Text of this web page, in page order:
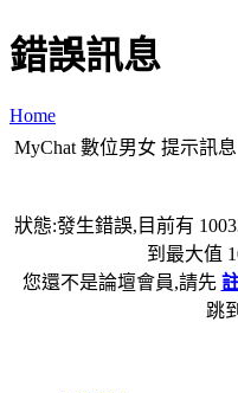
錯誤訊息
Home
MyChat 數位男女 提示訊息
狀態:發生錯誤,目前有
到最大值
您還不是論壇會員,請先
跳